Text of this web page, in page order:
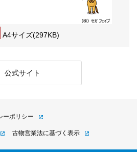
A4サイズ(297KB)
公式サイト
ーポリシー
古物営業法に基づく表示